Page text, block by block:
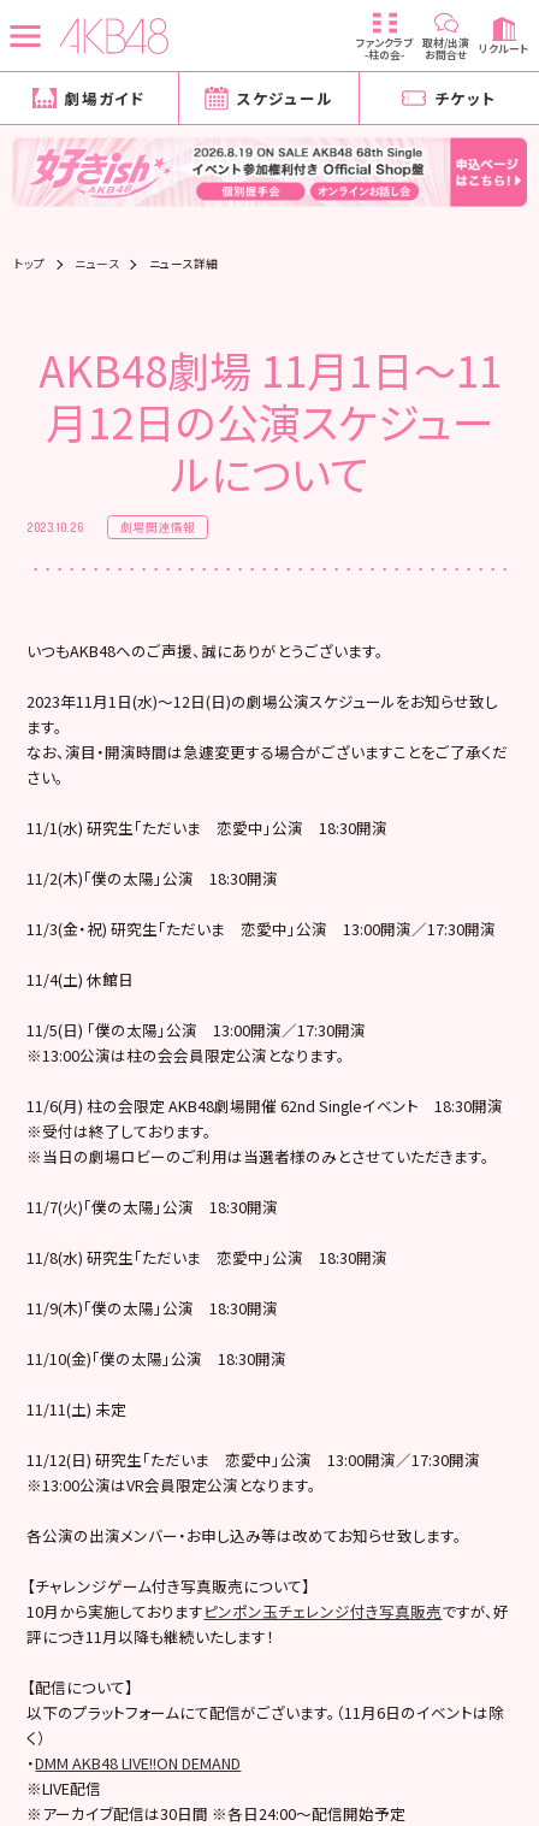
ファンクラブ
-柱の会-
取材/出演
お問合せ リクルート
劇場ガイド スケジュール チケット
トップ ニュース ニュース詳細
AKB48劇場 11月1日～11
月12日の公演スケジュー
ルについて
2023.10.26 劇場関連情報
いつもAKB48へのご声援、誠にありがとうございます。
2023年11月1日(水)～12日(日)の劇場公演スケジュールをお知らせ致し
ます。
なお、演目・開演時間は急遽変更する場合がございますことをご了承くだ
さい。
11/1(水) 研究生「ただいま 恋愛中」公演 18:30開演
11/2(木)「僕の太陽」公演 18:30開演
11/3(金・祝) 研究生「ただいま 恋愛中」公演 13:00開演／17:30開演
11/4(土) 休館日
11/5(日) 「僕の太陽」公演 13:00開演／17:30開演
※13:00公演は柱の会会員限定公演となります。
11/6(月) 柱の会限定 AKB48劇場開催 62nd Singleイベント 18:30開演
※受付は終了しております。
※当日の劇場ロビーのご利用は当選者様のみとさせていただきます。
11/7(火)「僕の太陽」公演 18:30開演
11/8(水) 研究生「ただいま 恋愛中」公演 18:30開演
11/9(木)「僕の太陽」公演 18:30開演
11/10(金)「僕の太陽」公演 18:30開演
11/11(土) 未定
11/12(日) 研究生「ただいま 恋愛中」公演 13:00開演／17:30開演
※13:00公演はVR会員限定公演となります。
各公演の出演メンバー・お申し込み等は改めてお知らせ致します。
【チャレンジゲーム付き写真販売について】
10月から実施しておりますピンポン玉チェレンジ付き写真販売ですが、好
評につき11月以降も継続いたします！
【配信について】
以下のプラットフォームにて配信がございます。（11月6日のイベントは除
く）
・DMM AKB48 LIVE!!ON DEMAND
※LIVE配信
※アーカイブ配信は30日間 ※各日24:00～配信開始予定